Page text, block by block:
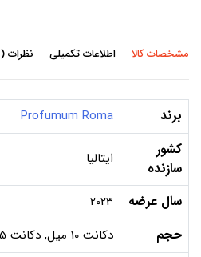
مشخصات کالا اطلاعات تکمیلی نظرات (0)
برند Profumum Roma
کشور
سازنده
ایتالیا
سال عرضه 2023
حجم دکانت 10 میل, دکانت 5 میل